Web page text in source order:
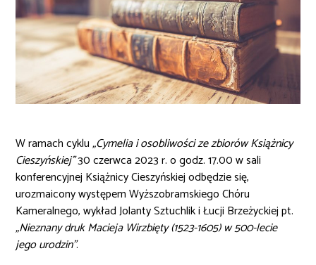
W ramach cyklu„Cymelia i osobliwości ze zbiorów Książnicy
Cieszyńskiej”30 czerwca 2023 r. o godz. 17.00 w sali
konferencyjnej Książnicy Cieszyńskiej odbędzie się,
urozmaicony występem Wyższobramskiego Chóru
Kameralnego, wykład Jolanty Sztuchlik i Łucji Brzeżyckiej pt.
„Nieznany druk Macieja Wirzbięty (1523-1605) w 500-lecie
jego urodzin”.